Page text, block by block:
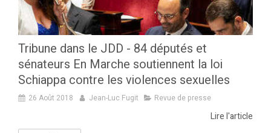
Tribune dans le JDD - 84 députés et
sénateurs En Marche soutiennent la loi
Schiappa contre les violences sexuelles
26 Août 2018 Jean-Luc Fugit Revue de presse
Lire l'article